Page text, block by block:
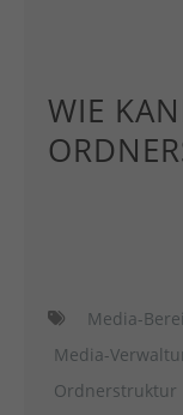
WIE
Media-
Media-
Ordnerstruktur